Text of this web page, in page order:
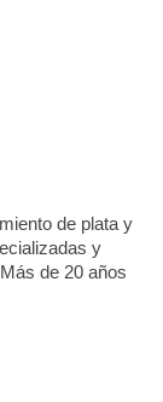
de plata y
y
de 20 años